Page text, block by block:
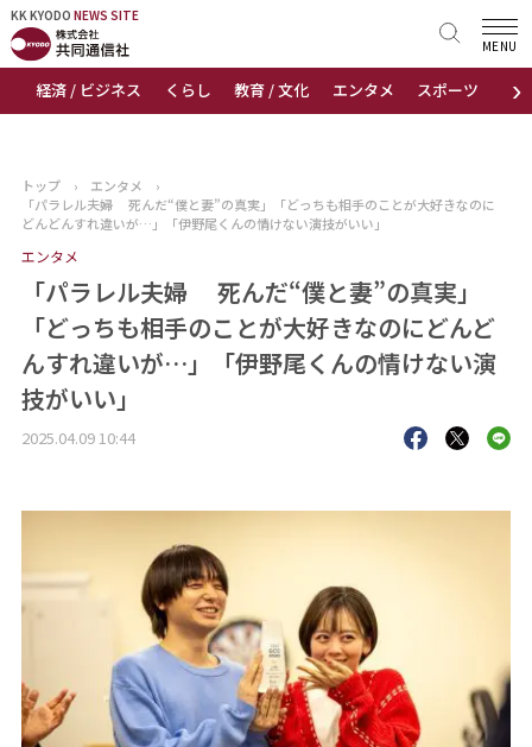
KK KYODO NEWS SITE
›
経済 / ビジネス くらし 教育 / 文化 エンタメ スポーツ 地域
MENU
KK KYODONEWS SITE
トップページ
ニュース
おすすめコンテンツ
出版物
会社概要
トップ › エンタメ
›
「パラレル夫婦 死んだ“僕と妻”の真実」「どっちも相手のことが大好きなのに
どんどんすれ違いが…」「伊野尾くんの情けない演技がいい」
エンタメ
「パラレル夫婦 死んだ“僕と妻”の真実」
「どっちも相手のことが大好きなのにどんど
んすれ違いが…」「伊野尾くんの情けない演
技がいい」
2025.04.09 10:44